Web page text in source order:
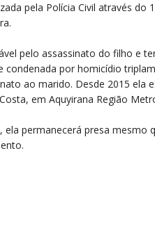
pela Polícia Civil através do
pelo assassinato do filho e
por homicídio
ao marido. Desde 2015 ela
em Aquyirana Região
permanecerá presa mesmo